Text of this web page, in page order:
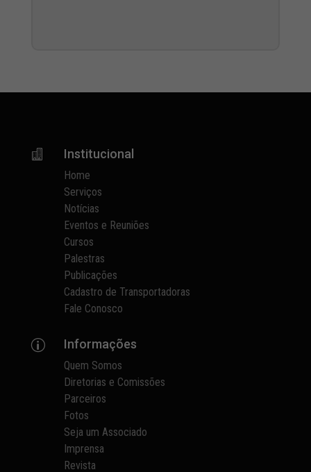
 Institucional
Home
Serviços
Notícias
Eventos e Reuniões
Cursos
Palestras
Publicações
Cadastro de Transportadoras
Fale Conosco
p Informações
Quem Somos
Diretorias e Comissões
Parceiros
Fotos
Seja um Associado
Imprensa
Revista